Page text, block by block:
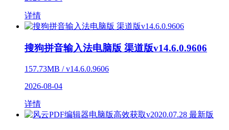
详情
搜狗拼音输入法电脑版 渠道版v14.6.0.9606
157.73MB / v14.6.0.9606
2026-08-04
详情